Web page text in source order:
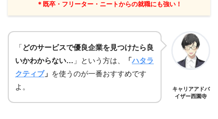
＊既卒・フリーター・ニートからの就職にも強い！
「どのサービスで優良企業を見つけたら良
いかわからない… 」という方は、 「ハタラ
クティブ」 を使うのが一番おすすめです
よ。
キャリアアドバ
イザー西園寺